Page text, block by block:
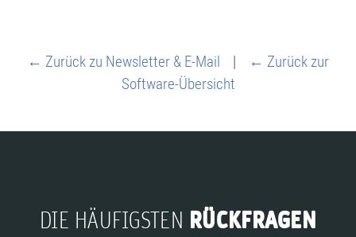
← Zurück zu Newsletter & E-Mail |
← Zurück zur
Software-Übersicht
DIE HÄUFIGSTEN RÜCKFRAGEN